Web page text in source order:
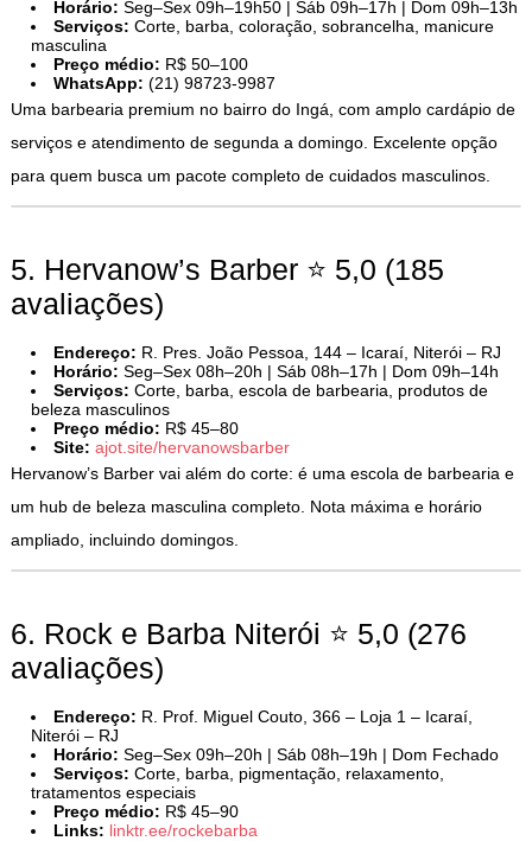
Horário: Seg–Sex 09h–19h50 | Sáb 09h–17h | Dom 09h–13h
Serviços: Corte, barba, coloração, sobrancelha, manicure
masculina
Preço médio: R$ 50–100
WhatsApp: (21) 98723-9987
Uma barbearia premium no bairro do Ingá, com amplo cardápio de
serviços e atendimento de segunda a domingo. Excelente opção
para quem busca um pacote completo de cuidados masculinos.
5. Hervanow’s Barber ⭐ 5,0 (185
avaliações)
Endereço: R. Pres. João Pessoa, 144 – Icaraí, Niterói – RJ
Horário: Seg–Sex 08h–20h | Sáb 08h–17h | Dom 09h–14h
Serviços: Corte, barba, escola de barbearia, produtos de
beleza masculinos
Preço médio: R$ 45–80
Site: ajot.site/hervanowsbarber
Hervanow’s Barber vai além do corte: é uma escola de barbearia e
um hub de beleza masculina completo. Nota máxima e horário
ampliado, incluindo domingos.
6. Rock e Barba Niterói ⭐ 5,0 (276
avaliações)
Endereço: R. Prof. Miguel Couto, 366 – Loja 1 – Icaraí,
Niterói – RJ
Horário: Seg–Sex 09h–20h | Sáb 08h–19h | Dom Fechado
Serviços: Corte, barba, pigmentação, relaxamento,
tratamentos especiais
Preço médio: R$ 45–90
Links: linktr.ee/rockebarba